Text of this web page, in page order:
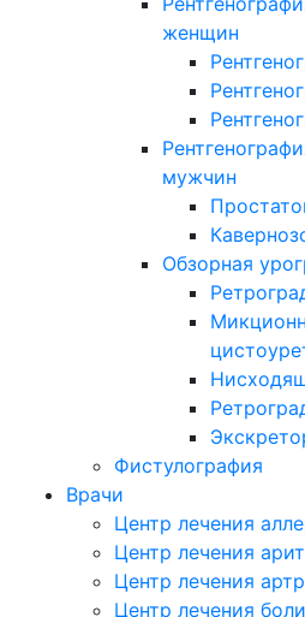
женщин
мужчин
Обзорная
Фистулография
Врачи
Центр лечения
Центр лечения
Центр лечения
Центр лечения